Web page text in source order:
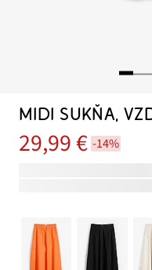
MIDI SUKŇA,
29,99 € -14%